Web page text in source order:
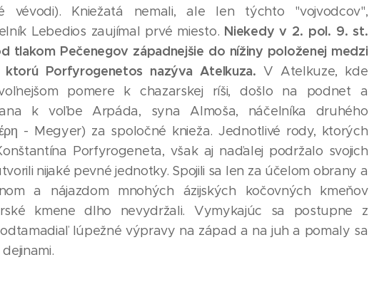
vévodi). Kniežatá nemali, ale len týchto "vojvodcov",
Lebedios zaujímal prvé miesto. Niekedy v 2. pol. 9. st.
tlakom Pečenegov západnejšie do nížiny položenej medzi
Porfyrogenetos nazýva Atelkuza. V Atelkuze, kde
pomere k chazarskej ríši, došlo na podnet a
k voľbe Arpáda, syna Almoša, náčelníka druhého
- Megyer) za spoločné knieža. Jednotlivé rody, ktorých
Porfyrogeneta, však aj naďalej podržalo svojich
nijaké pevné jednotky. Spojili sa len za účelom obrany a
a nájazdom mnohých ázijských kočovných kmeňov
kmene dlho nevydržali. Vymykajúc sa postupne z
lúpežné výpravy na západ a na juh a pomaly sa